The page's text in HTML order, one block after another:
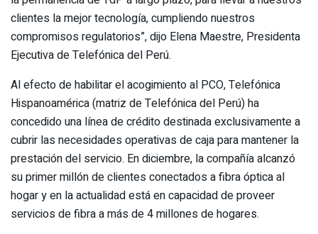
clientes la mejor tecnología, cumpliendo nuestros
compromisos regulatorios”, dijo Elena Maestre, Presidenta
Ejecutiva de Telefónica del Perú.
Al efecto de habilitar el acogimiento al PCO, Telefónica
Hispanoamérica (matriz de Telefónica del Perú) ha
concedido una línea de crédito destinada exclusivamente a
cubrir las necesidades operativas de caja para mantener la
prestación del servicio. En diciembre, la compañía alcanzó
su primer millón de clientes conectados a fibra óptica al
hogar y en la actualidad está en capacidad de proveer
servicios de fibra a más de 4 millones de hogares.